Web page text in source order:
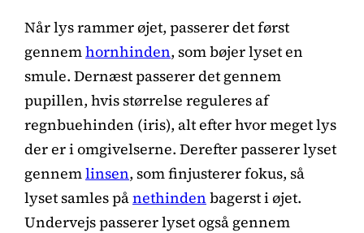
Når lys rammer øjet, passerer det først
gennemhornhinden, som bøjer lyset en
smule. Dernæst passerer det gennem
pupillen, hvis størrelse reguleres af
regnbuehinden (iris), alt efter hvor meget lys
der er i omgivelserne. Derefter passerer lyset
gennemlinsen, som finjusterer fokus, så
lyset samles pånethinden bagerst i øjet.
Undervejs passerer lyset også gennem